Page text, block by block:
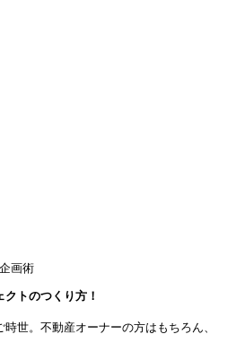
画術
トのつくり方！
世。不動産オーナーの方はもちろん、